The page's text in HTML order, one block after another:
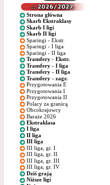
Strona główna
Skarb Ekstraklasy
Skarb I ligi
Skarb II ligi
Sparingi - Ekstr.
Sparingi - I liga
Sparingi - II liga
Transfery - Ekstr.
Transfery - I liga
Transfery - II liga
Transfery - zagr.
Przygotowania E
Przygotowania I
Przygotowania II
Polacy za granicą
Obcokrajowcy
Baraże 2026
Ekstraklasa
I liga
II liga
III liga
III liga, gr. I
III liga, gr. II
III liga, gr. III
III liga, gr. IV
Dziś grają
Niższe ligi